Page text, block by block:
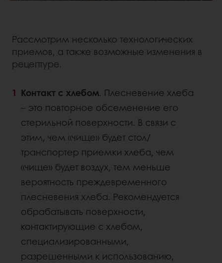
Рассмотрим несколько технологических
приемов, а также возможные изменения в
рецептуре.
Контакт с хлебом. Плесневение хлеба
– это повторное обсеменение его
стерильной поверхности. В связи с
этим, чем «чище» будет стол/
транспортер приемки хлеба, чем
«чище» будет воздух, тем меньше
вероятность преждевременного
плесневения хлеба. Рекомендуется
обрабатывать поверхности,
контактирующие с хлебом,
специализированными,
разрешенными к использованию,